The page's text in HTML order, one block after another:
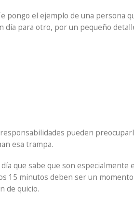
pongo el ejemplo de una persona
para otro, por un pequeño
pueden
esa trampa.
que sabe que son especialmente
15 minutos deben ser un
de quicio.